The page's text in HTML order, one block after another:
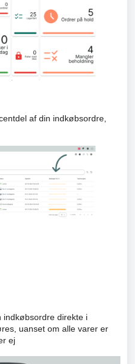
af din indkøbsordre,
indkøbsordre direkte i
uanset om alle varer er
ej